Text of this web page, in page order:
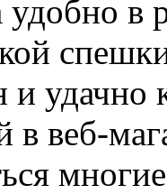
удобно в
и удачно
в веб-